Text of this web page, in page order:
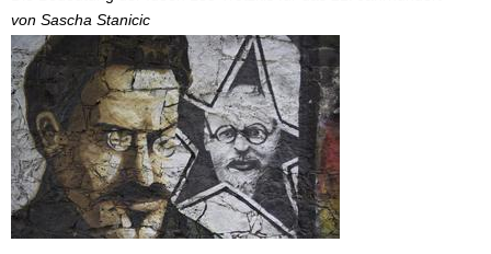
von Sascha Stanicic